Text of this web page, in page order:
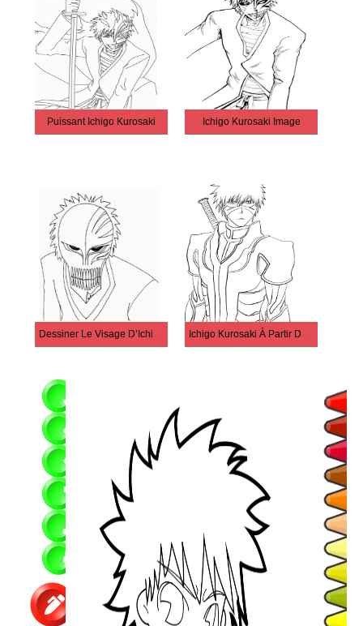
Puissant Ichigo Kurosaki Ichigo Kurosaki Image
Dessiner Le Visage D’Ichigo Ichigo Kurosaki À Partir De Bleach